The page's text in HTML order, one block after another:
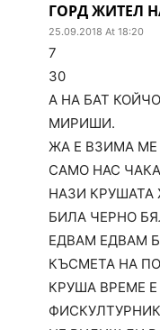
ГОРД ЖИТЕЛ
25.09.2018 At 18:20
7
30
А НА БАТ
МИРИШИ.
ЖА Е ВЗИМА МЕ
САМО НАС
НАЗИ КРУШАТА
БИЛА ЧЕРНО
ЕДВАМ ЕДВАМ
КЪСМЕТА НА
КРУША ВРЕМЕ